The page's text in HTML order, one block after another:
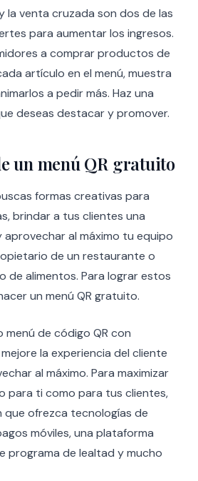
la venta cruzada son dos de las
para aumentar los ingresos.
a comprar productos de
artículo en el menú, muestra
a pedir más. Haz una
deseas destacar y promover.
un menú QR gratuito
formas creativas para
brindar a tus clientes una
aprovechar al máximo tu equipo
de un restaurante o
de alimentos. Para lograr estos
un menú QR gratuito.
menú de código QR con
la experiencia del cliente
al máximo. Para maximizar
para ti como para tus clientes,
que ofrezca tecnologías de
móviles, una plataforma
programa de lealtad y mucho